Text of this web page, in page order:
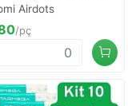
Airdots
/pç